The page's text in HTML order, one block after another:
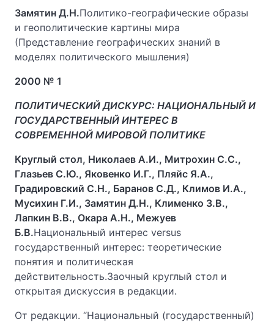
Замятин Д.Н.Политико-географические образы
и геополитические картины мира
(Представление географических знаний в
моделях политического мышления)
2000 № 1
ПОЛИТИЧЕСКИЙ ДИСКУРС: НАЦИОНАЛЬНЫЙ И
ГОСУДАРСТВЕННЫЙ ИНТЕРЕС В
СОВРЕМЕННОЙ МИРОВОЙ ПОЛИТИКЕ
Круглый стол, Николаев А.И., Митрохин С.С.,
Глазьев С.Ю., Яковенко И.Г., Пляйс Я.А.,
Градировский С.Н., Баранов С.Д., Климов И.А.,
Мусихин Г.И., Замятин Д.Н., Клименко З.В.,
Лапкин В.В., Окара А.Н., Межуев
Б.В.Национальный интерес versus
государственный интерес: теоретические
понятия и политическая
действительность.Заочный круглый стол и
открытая дискуссия в редакции.
От редакции. “Национальный (государственный)